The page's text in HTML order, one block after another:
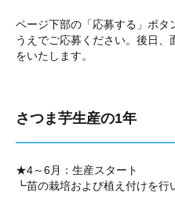
ページ下部の「応募する」ボ
うえでご応募ください。後日
をいたします。
さつま芋生産の1年
★4～6月：生産スタート
┗苗の栽培および植え付けを行